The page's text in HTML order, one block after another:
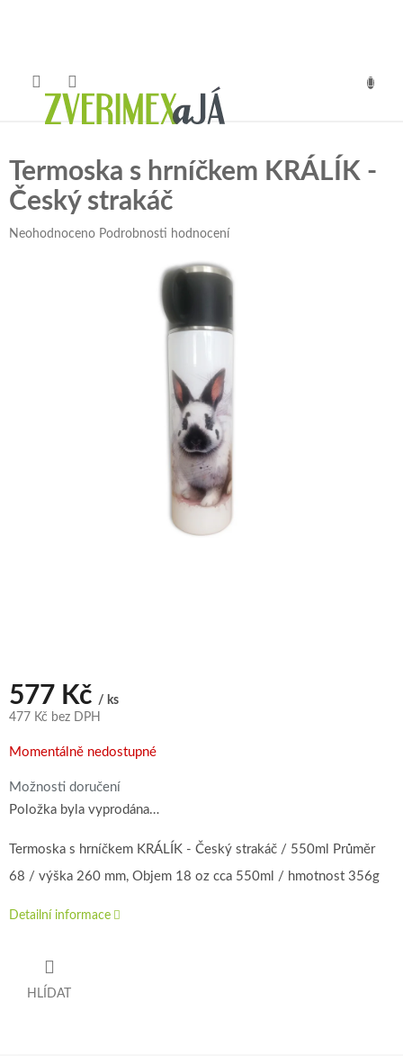
Termoska s hrníčkem KRÁLÍK -
Český strakáč
Průměrné
Neohodnoceno Podrobnosti hodnocení
577 Kč / ks
477 Kč bez DPH
cena:
Momentálně nedostupné
Možnosti doručení
Položka byla vyprodána…
Termoska s hrníčkem KRÁLÍK - Český strakáč / 550ml Průměr
68 / výška 260 mm, Objem 18 oz cca 550ml / hmotnost 356g
Detailní informace
HLÍDAT